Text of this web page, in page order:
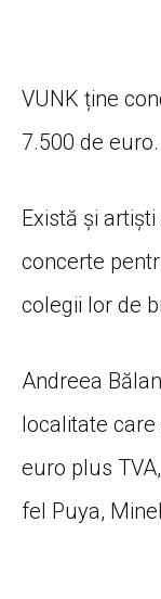
VUNK ține
7.500 de
Există și
concerte
colegii lor de
Andreea
localitate
euro plus
fel Puya,